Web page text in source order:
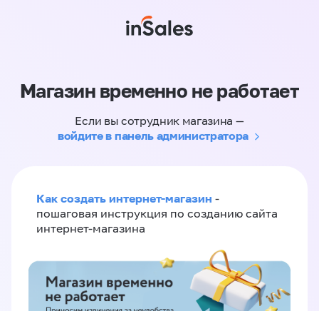
Магазин временно не работает
Если вы сотрудник магазина —
войдите в панель администратора
Как создать интернет-магазин -
пошаговая инструкция по созданию сайта
интернет-магазина